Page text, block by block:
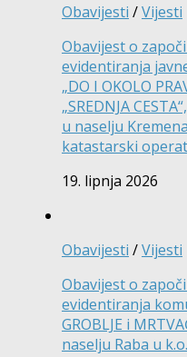
Obavijesti /Vijesti
Obavijest o
evidentiranja
„DO I OKOLO
„SREDNJA
u naselju
katastarski
19. lipnja 2026
Obavijesti /Vijesti
Obavijest o
evidentiranja
GROBLJE i
naselju Raba u